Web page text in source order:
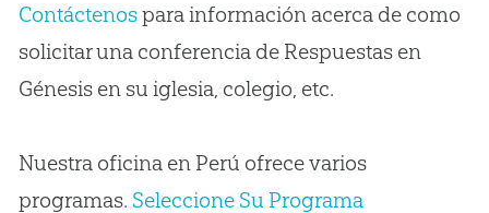
Contáctenospara información acerca de como
solicitar una conferencia de Respuestas en
Génesis en su iglesia, colegio, etc.
Nuestra oficina en Perú ofrece varios
programas. Seleccione Su Programa